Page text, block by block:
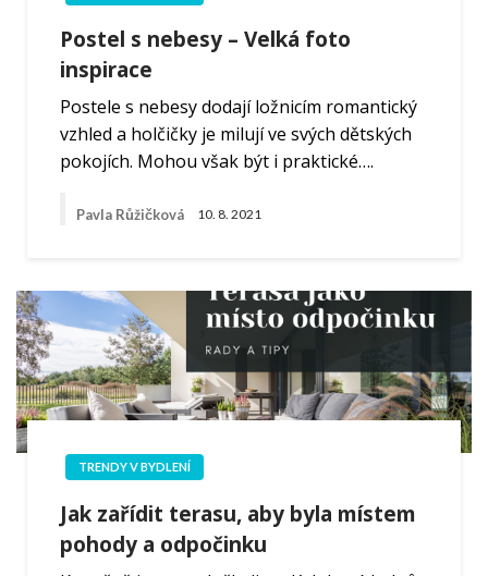
Postel s nebesy – Velká foto
inspirace
Postele s nebesy dodají ložnicím romantický
vzhled a holčičky je milují ve svých dětských
pokojích. Mohou však být i praktické….
Pavla Růžičková 10. 8. 2021
TRENDY V BYDLENÍ
Jak zařídit terasu, aby byla místem
pohody a odpočinku